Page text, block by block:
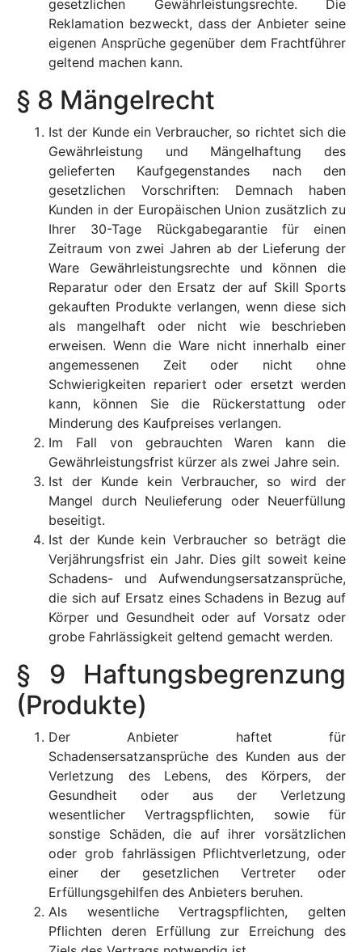
gesetzlichen Gewährleistungsrechte. Die
Reklamation bezweckt, dass der Anbieter seine
eigenen Ansprüche gegenüber dem Frachtführer
geltend machen kann.
§ 8 Mängelrecht
Ist der Kunde ein Verbraucher, so richtet sich die
Gewährleistung und Mängelhaftung des
gelieferten Kaufgegenstandes nach den
gesetzlichen Vorschriften: Demnach haben
Kunden in der Europäischen Union zusätzlich zu
Ihrer 30-Tage Rückgabegarantie für einen
Zeitraum von zwei Jahren ab der Lieferung der
Ware Gewährleistungsrechte und können die
Reparatur oder den Ersatz der auf Skill Sports
gekauften Produkte verlangen, wenn diese sich
als mangelhaft oder nicht wie beschrieben
erweisen. Wenn die Ware nicht innerhalb einer
angemessenen Zeit oder nicht ohne
Schwierigkeiten repariert oder ersetzt werden
kann, können Sie die Rückerstattung oder
Minderung des Kaufpreises verlangen.
Im Fall von gebrauchten Waren kann die
Gewährleistungsfrist kürzer als zwei Jahre sein.
Ist der Kunde kein Verbraucher, so wird der
Mangel durch Neulieferung oder Neuerfüllung
beseitigt.
Ist der Kunde kein Verbraucher so beträgt die
Verjährungsfrist ein Jahr. Dies gilt soweit keine
Schadens- und Aufwendungsersatzansprüche,
die sich auf Ersatz eines Schadens in Bezug auf
Körper und Gesundheit oder auf Vorsatz oder
grobe Fahrlässigkeit geltend gemacht werden.
§ 9 Haftungsbegrenzung
(Produkte)
Der Anbieter haftet für
Schadensersatzansprüche des Kunden aus der
Verletzung des Lebens, des Körpers, der
Gesundheit oder aus der Verletzung
wesentlicher Vertragspflichten, sowie für
sonstige Schäden, die auf ihrer vorsätzlichen
oder grob fahrlässigen Pflichtverletzung, oder
einer der gesetzlichen Vertreter oder
Erfüllungsgehilfen des Anbieters beruhen.
Als wesentliche Vertragspflichten, gelten
Pflichten deren Erfüllung zur Erreichung des